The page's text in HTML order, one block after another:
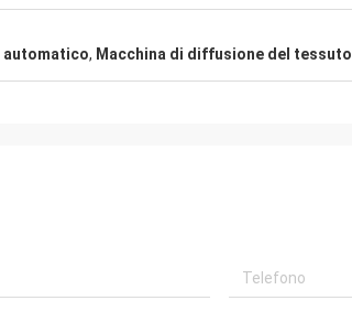
automatico, Macchina di diffusione del tessuto